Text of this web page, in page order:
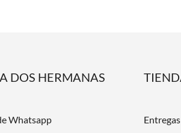
DOS HERMANAS
Whatsapp